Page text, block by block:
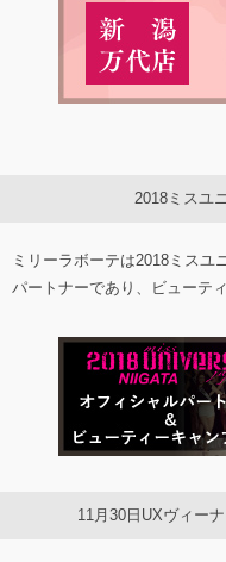
2018ミスユ
ミリーラボーテは2018ミスユ
パートナーであり、ビューテ
11月30日UXヴィー